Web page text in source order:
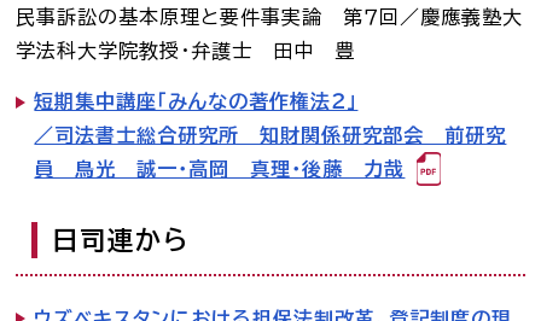
民事訴訟の基本原理と要件事実論 第７回／慶應義塾大
学法科大学院教授・弁護士 田中 豊
短期集中講座「みんなの著作権法２」
／司法書士総合研究所 知財関係研究部会 前研究
員 鳥光 誠一・高岡 真理・後藤 力哉
日司連から